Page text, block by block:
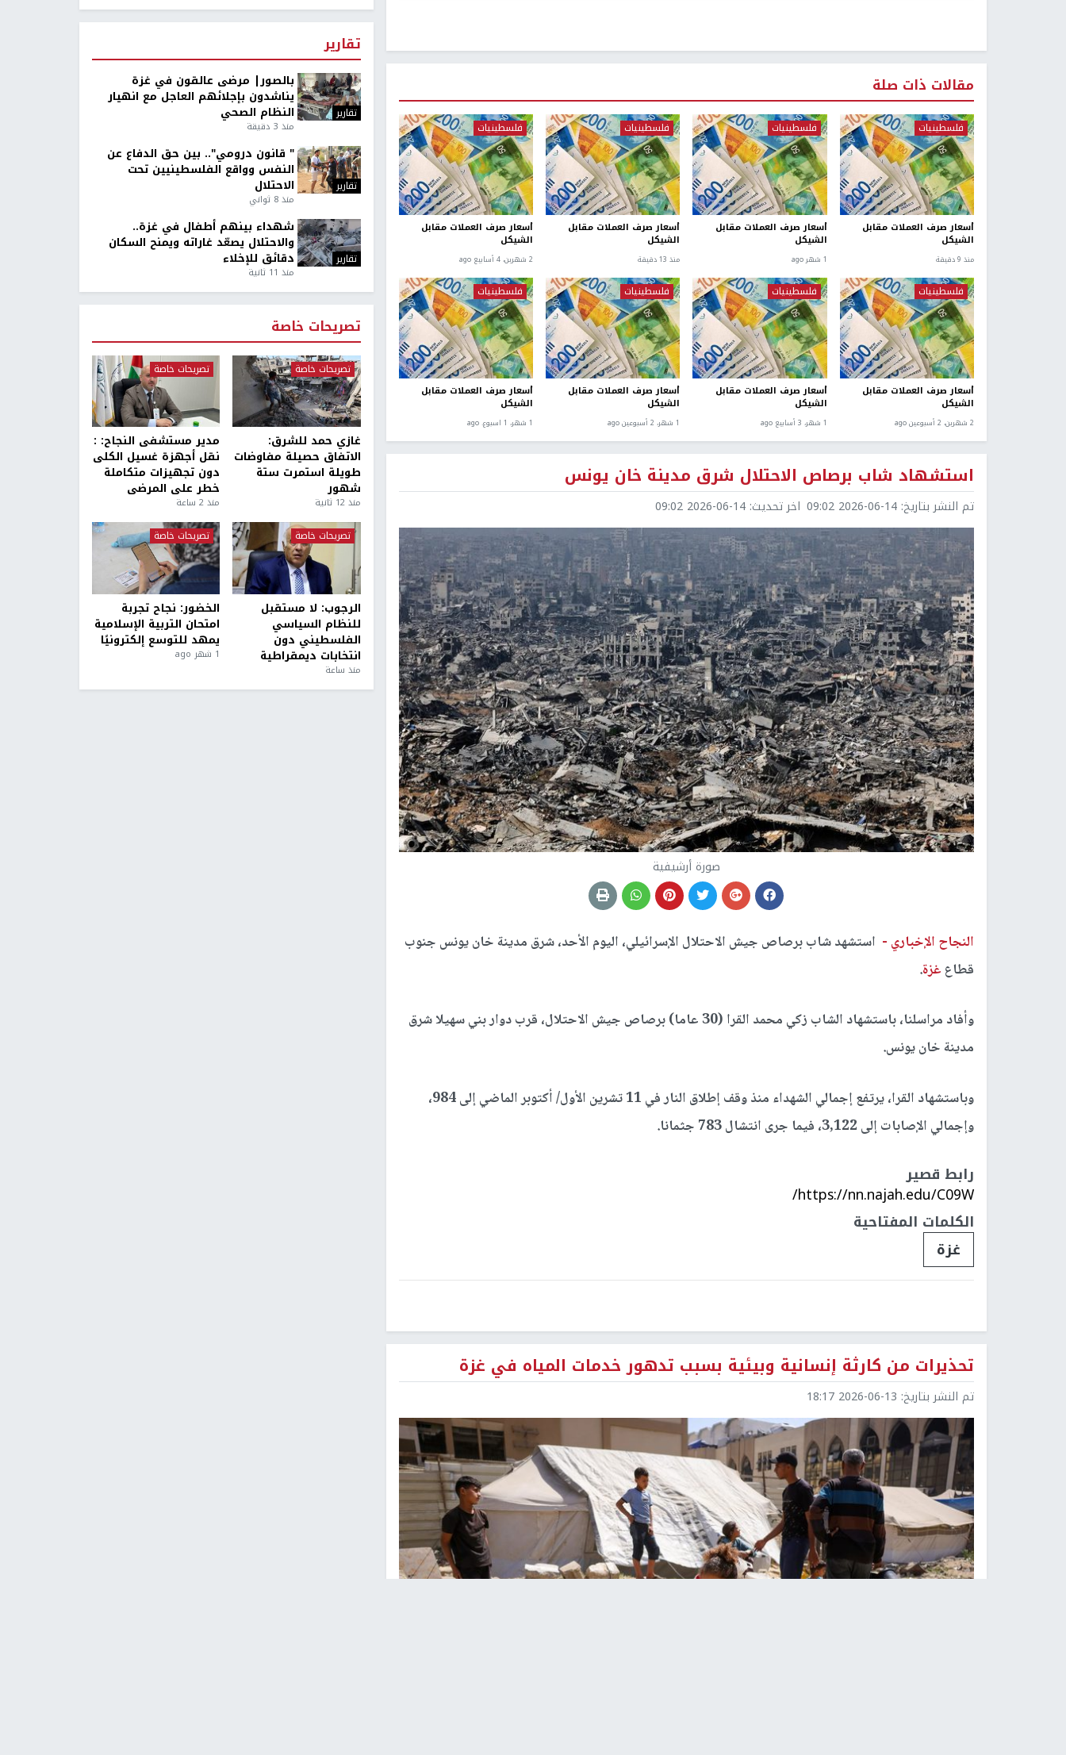
مقالات ذات صلة
فلسطينيات
أسعار صرف العملات مقابل
الشيكل
منذ 9 دقيقة
فلسطينيات
أسعار صرف العملات مقابل
الشيكل
1 شهر ago
فلسطينيات
أسعار صرف العملات مقابل
الشيكل
منذ 13 دقيقة
فلسطينيات
أسعار صرف العملات مقابل
الشيكل
2 شهرين، 4 أسابيع ago
فلسطينيات
أسعار صرف العملات مقابل
الشيكل
2 شهرين، 2 أسبوعين ago
فلسطينيات
أسعار صرف العملات مقابل
الشيكل
1 شهر، 3 أسابيع ago
فلسطينيات
أسعار صرف العملات مقابل
الشيكل
1 شهر، 2 أسبوعين ago
فلسطينيات
أسعار صرف العملات مقابل
الشيكل
1 شهر، 1 اسبوع. ago
استشهاد شاب برصاص الاحتلال شرق مدينة خان يونس
تم النشر بتاريخ: 2026-06-14 09:02 اخر تحديث: 2026-06-14 09:02
صورة أرشيفية
النجاح الإخباري - استشهد شاب برصاص جيش الاحتلال الإسرائيلي، اليوم الأحد، شرق مدينة خان يونس جنوب
قطاع غزة.
وأفاد مراسلنا، باستشهاد الشاب زكي محمد القرا (30 عاما) برصاص جيش الاحتلال، قرب دوار بني سهيلا شرق
مدينة خان يونس.
وباستشهاد القرا، يرتفع إجمالي الشهداء منذ وقف إطلاق النار في 11 تشرين الأول/ أكتوبر الماضي إلى 984،
وإجمالي الإصابات إلى 3,122، فيما جرى انتشال 783 جثمانا.
رابط قصير
https://nn.najah.edu/C09W/
الكلمات المفتاحية
غزة
تحذيرات من كارثة إنسانية وبيئية بسبب تدهور خدمات المياه في غزة
تم النشر بتاريخ: 2026-06-13 18:17
تقارير
تقارير
بالصور| مرضى عالقون في غزة
يناشدون بإجلائهم العاجل مع انهيار
النظام الصحي
منذ 3 دقيقة
تقارير
" قانون درومي".. بين حق الدفاع عن
النفس وواقع الفلسطينيين تحت
الاحتلال
منذ 8 ثواني
تقارير
شهداء بينهم أطفال في غزة..
والاحتلال يصعّد غاراته ويمنح السكان
دقائق للإخلاء
منذ 11 ثانية
تصريحات خاصة
تصريحات خاصة
غازي حمد للشرق:
الاتفاق حصيلة مفاوضات
طويلة استمرت ستة
شهور
منذ 12 ثانية
تصريحات خاصة
مدير مستشفى النجاح: :
نقل أجهزة غسيل الكلى
دون تجهيزات متكاملة
خطر على المرضى
منذ 2 ساعة
تصريحات خاصة
الرجوب: لا مستقبل
للنظام السياسي
الفلسطيني دون
انتخابات ديمقراطية
منذ ساعة
تصريحات خاصة
الخضور: نجاح تجربة
امتحان التربية الإسلامية
يمهد للتوسع إلكترونيًا
1 شهر ago